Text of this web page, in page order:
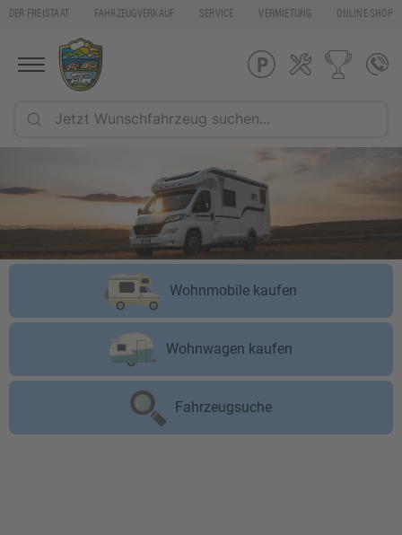
DER FREISTAAT FAHRZEUGVERKAUF SERVICE VERMIETUNG ONLINE SHOP
Wohnmobile kaufen
Wohnwagen kaufen
Fahrzeugsuche